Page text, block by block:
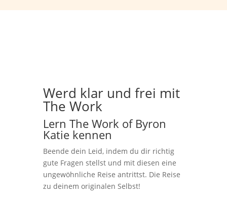
Werd klar und frei mit
The Work
Lern The Work of Byron
Katie kennen
Beende dein Leid, indem du dir richtig
gute Fragen stellst und mit diesen eine
ungewöhnliche Reise antrittst. Die Reise
zu deinem originalen Selbst!